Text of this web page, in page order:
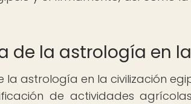
de la astrología en
la astrología en la civilización
de actividades